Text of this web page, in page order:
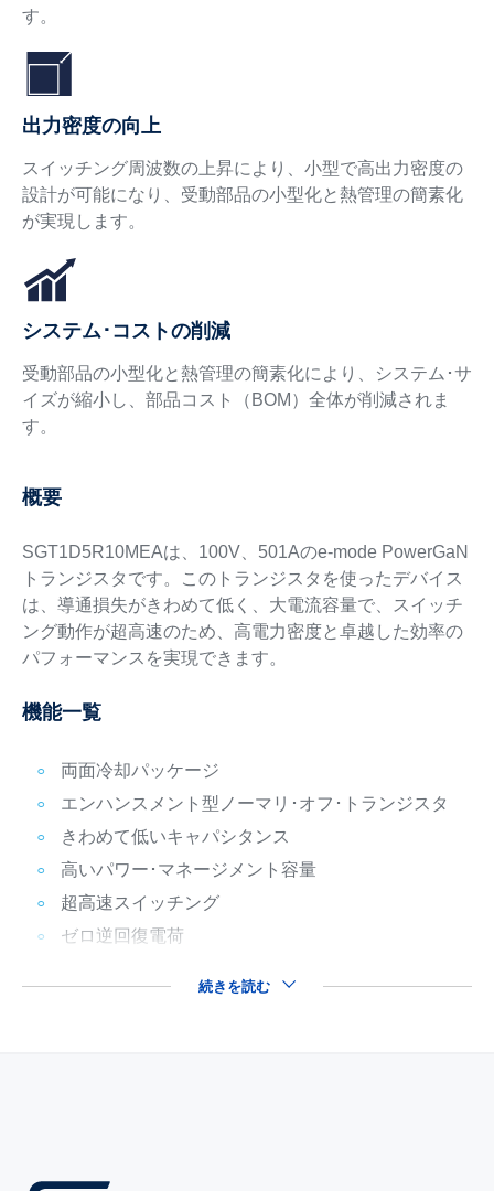
す。
出力密度の向上
スイッチング周波数の上昇により、小型で高出力密度の
設計が可能になり、受動部品の小型化と熱管理の簡素化
が実現します。
システム･コストの削減
受動部品の小型化と熱管理の簡素化により、システム･サ
イズが縮小し、部品コスト（BOM）全体が削減されま
す。
概要
SGT1D5R10MEAは、100V、501Aのe-mode PowerGaN
トランジスタです。このトランジスタを使ったデバイス
は、導通損失がきわめて低く、大電流容量で、スイッチ
ング動作が超高速のため、高電力密度と卓越した効率の
パフォーマンスを実現できます。
機能一覧
両面冷却パッケージ
エンハンスメント型ノーマリ･オフ･トランジスタ
きわめて低いキャパシタンス
高いパワー･マネージメント容量
超高速スイッチング
ゼロ逆回復電荷
続きを読む